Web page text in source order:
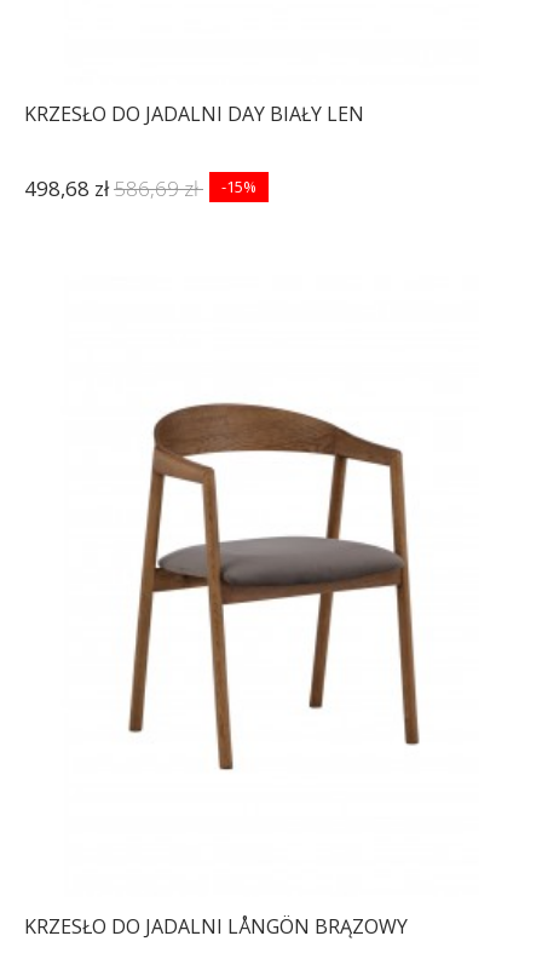
KRZESŁO DO JADALNI DAY BIAŁY LEN
498,68 zł586,69 zł -15%
KRZESŁO DO JADALNI LÅNGÖN BRĄZOWY